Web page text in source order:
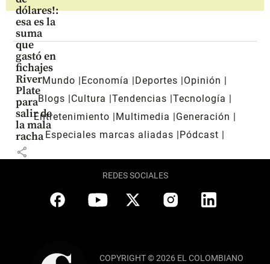
dólares!:
esa es la
suma
que
gastó en
fichajes
River
Plate
para
salir de
la mala
racha
share
Mundo Economía Deportes
Opinión
Blogs
Cultura Tendencias Tecnología
Entretenimiento
Multimedia
Generación
Especiales marcas aliadas
Pódcast
REDES SOCIALES
COPYRIGHT © 2026 EL COLOMBIANO